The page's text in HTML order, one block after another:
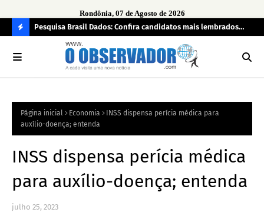
Rondônia, 07 de Agosto de 2026
O
R
Pesquisa Brasil Dados: Confira candidatos mais lembrados
pelo eleitorado de Rondônia para deputado estadual
Página inicial Economia
INSS dispensa perícia médica para
auxílio-doença; entenda
INSS dispensa perícia médica
para auxílio-doença; entenda
julho 25, 2023